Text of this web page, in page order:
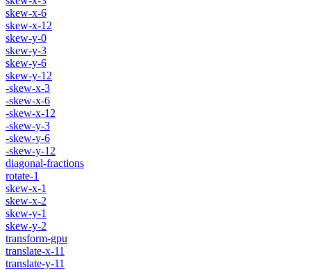
skew-x-6
skew-x-12
skew-y-0
skew-y-3
skew-y-6
skew-y-12
-skew-x-3
-skew-x-6
-skew-x-12
-skew-y-3
-skew-y-6
-skew-y-12
diagonal-fractions
rotate-1
skew-x-1
skew-x-2
skew-y-1
skew-y-2
transform-gpu
translate-x-11
translate-y-11